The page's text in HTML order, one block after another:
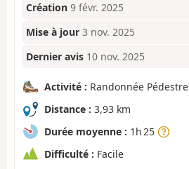
Création 9 févr. 2025
Mise à jour 3 nov. 2025
Dernier avis 10 nov. 2025
Activité : Randonnée Pédestre
Distance : 3,93 km
Durée moyenne : 1h 25
Difficulté : Facile